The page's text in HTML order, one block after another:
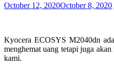
October 12, 2020October 8, 2020
Kyocera ECOSYS M2040dn
menghemat uang tetapi juga
kami.